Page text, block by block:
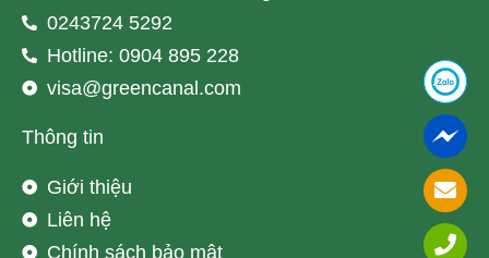
0243724 5292
Hotline: 0904 895 228
visa@greencanal.com
Thông tin
Giới thiệu
Liên hệ
Chính sách bảo mật